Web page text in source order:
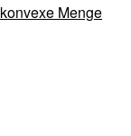
konvexe Menge